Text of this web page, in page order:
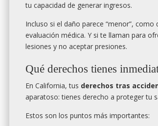
tu capacidad de generar ingresos.
Incluso si el daño parece “menor”,
evaluación médica. Y si te llaman para
lesiones y no aceptar presiones.
Qué derechos tienes
En California, tus derechos tras
aparatoso: tienes derecho a proteger tu
Estos son los puntos más importantes: